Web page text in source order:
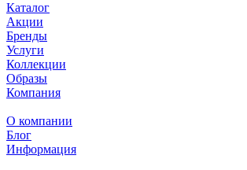
Каталог
Акции
Бренды
Услуги
Коллекции
Образы
Компания
О компании
Блог
Информация